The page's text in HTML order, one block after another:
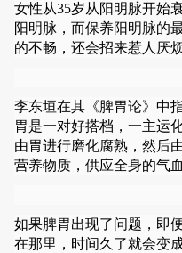
女性从35岁从阳明脉开始
阳明脉，而保养阳明脉的
的不畅，还会招来惹人厌
李东垣在其《脾胃论》中
胃是一对好搭档，一主运
由胃进行磨化腐熟，然后
营养物质，供应全身的气血
如果脾胃出现了问题，即
在那里，时间久了就会变